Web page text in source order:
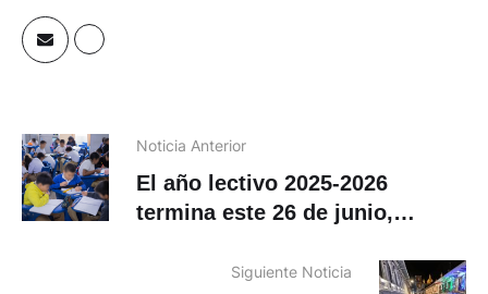
Noticia Anterior
El año lectivo 2025-2026
termina este 26 de junio,
Siguiente Noticia